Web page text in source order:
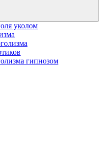
уколом
гипнозом